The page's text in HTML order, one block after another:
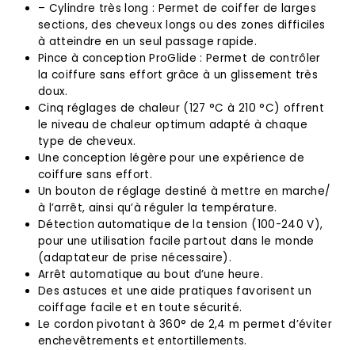
– Cylindre très long : Permet de coiffer de larges
sections, des cheveux longs ou des zones difficiles
à atteindre en un seul passage rapide.
Pince à conception ProGlide : Permet de contrôler
la coiffure sans effort grâce à un glissement très
doux.
Cinq réglages de chaleur (127 °C à 210 °C) offrent
le niveau de chaleur optimum adapté à chaque
type de cheveux.
Une conception légère pour une expérience de
coiffure sans effort.
Un bouton de réglage destiné à mettre en marche/
à l’arrêt, ainsi qu’à réguler la température.
Détection automatique de la tension (100-240 V),
pour une utilisation facile partout dans le monde
(adaptateur de prise nécessaire).
Arrêt automatique au bout d’une heure.
Des astuces et une aide pratiques favorisent un
coiffage facile et en toute sécurité.
Le cordon pivotant à 360° de 2,4 m permet d’éviter
enchevêtrements et entortillements.